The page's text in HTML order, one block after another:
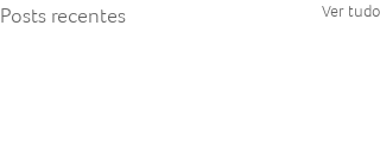
Posts recentes Ver tudo